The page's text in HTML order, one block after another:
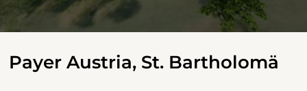
Payer Austria, St. Bartholomä